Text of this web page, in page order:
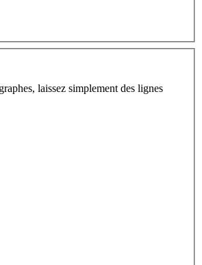
laissez simplement des lignes